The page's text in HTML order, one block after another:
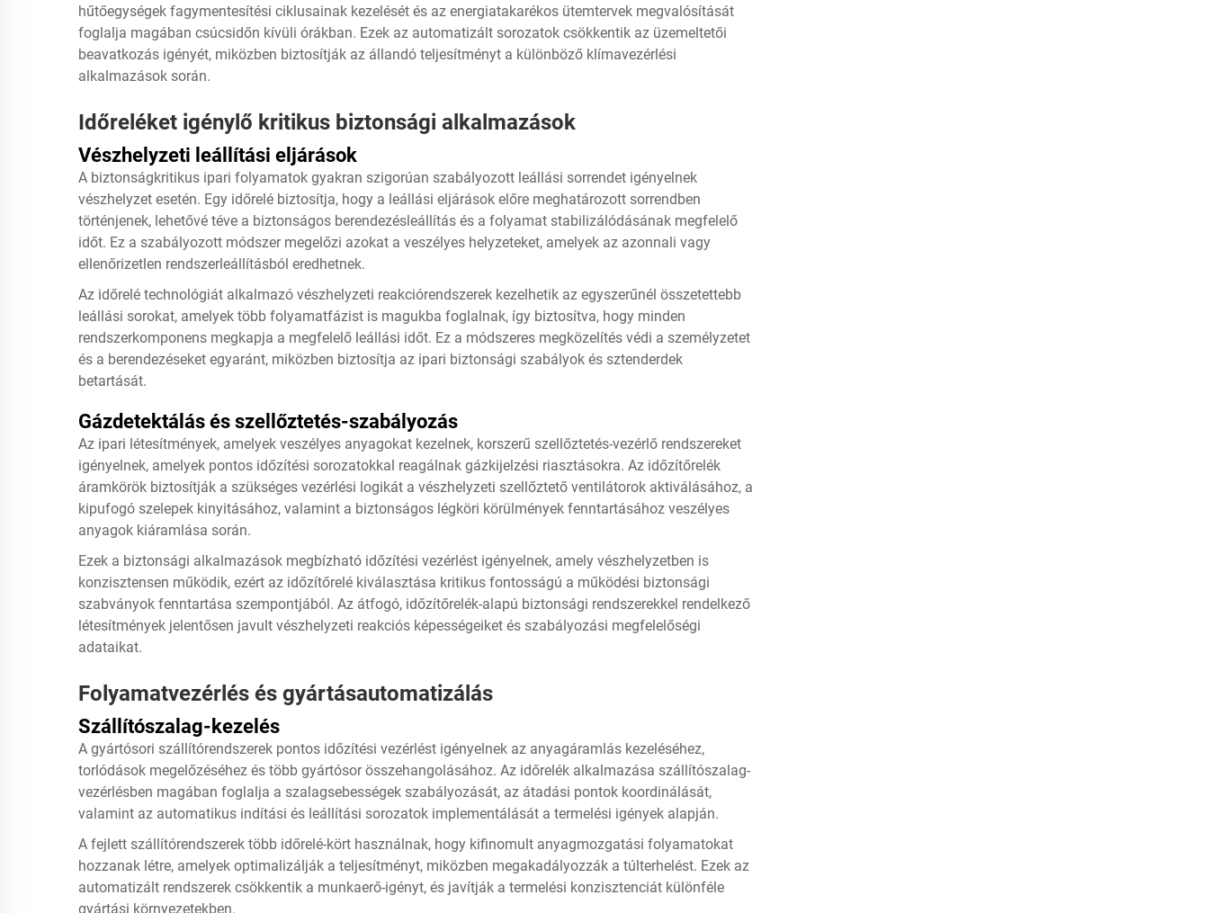
hűtőegységek fagymentesítési ciklusainak kezelését és az energiatakarékos ütemtervek megvalósítását
foglalja magában csúcsidőn kívüli órákban. Ezek az automatizált sorozatok csökkentik az üzemeltetői
beavatkozás igényét, miközben biztosítják az állandó teljesítményt a különböző klímavezérlési
alkalmazások során.
Időreléket igénylő kritikus biztonsági alkalmazások
Vészhelyzeti leállítási eljárások
A biztonságkritikus ipari folyamatok gyakran szigorúan szabályozott leállási sorrendet igényelnek
vészhelyzet esetén. Egy időrelé biztosítja, hogy a leállási eljárások előre meghatározott sorrendben
történjenek, lehetővé téve a biztonságos berendezésleállítás és a folyamat stabilizálódásának megfelelő
időt. Ez a szabályozott módszer megelőzi azokat a veszélyes helyzeteket, amelyek az azonnali vagy
ellenőrizetlen rendszerleállításból eredhetnek.
Az időrelé technológiát alkalmazó vészhelyzeti reakciórendszerek kezelhetik az egyszerűnél összetettebb
leállási sorokat, amelyek több folyamatfázist is magukba foglalnak, így biztosítva, hogy minden
rendszerkomponens megkapja a megfelelő leállási időt. Ez a módszeres megközelítés védi a személyzetet
és a berendezéseket egyaránt, miközben biztosítja az ipari biztonsági szabályok és sztenderdek
betartását.
Gázdetektálás és szellőztetés-szabályozás
Az ipari létesítmények, amelyek veszélyes anyagokat kezelnek, korszerű szellőztetés-vezérlő rendszereket
igényelnek, amelyek pontos időzítési sorozatokkal reagálnak gázkijelzési riasztásokra. Az időzítőrelék
áramkörök biztosítják a szükséges vezérlési logikát a vészhelyzeti szellőztető ventilátorok aktiválásához, a
kipufogó szelepek kinyitásához, valamint a biztonságos légköri körülmények fenntartásához veszélyes
anyagok kiáramlása során.
Ezek a biztonsági alkalmazások megbízható időzítési vezérlést igényelnek, amely vészhelyzetben is
konzisztensen működik, ezért az időzítőrelé kiválasztása kritikus fontosságú a működési biztonsági
szabványok fenntartása szempontjából. Az átfogó, időzítőrelék-alapú biztonsági rendszerekkel rendelkező
létesítmények jelentősen javult vészhelyzeti reakciós képességeiket és szabályozási megfelelőségi
adataikat.
Folyamatvezérlés és gyártásautomatizálás
Szállítószalag-kezelés
A gyártósori szállítórendszerek pontos időzítési vezérlést igényelnek az anyagáramlás kezeléséhez,
torlódások megelőzéséhez és több gyártósor összehangolásához. Az időrelék alkalmazása szállítószalag-
vezérlésben magában foglalja a szalagsebességek szabályozását, az átadási pontok koordinálását,
valamint az automatikus indítási és leállítási sorozatok implementálását a termelési igények alapján.
A fejlett szállítórendszerek több időrelé-kört használnak, hogy kifinomult anyagmozgatási folyamatokat
hozzanak létre, amelyek optimalizálják a teljesítményt, miközben megakadályozzák a túlterhelést. Ezek az
automatizált rendszerek csökkentik a munkaerő-igényt, és javítják a termelési konzisztenciát különféle
gyártási környezetekben.